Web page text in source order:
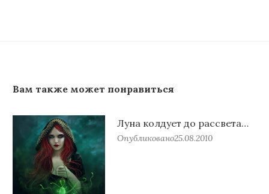
Вам также может понравиться
Луна колдует до рассвета…
Опубликовано25.08.2010